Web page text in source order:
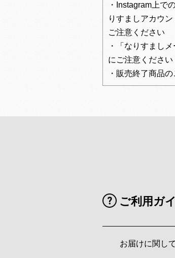
・Instagram上で
りすましアカウン
ご注意ください
・「なりすましメ
にご注意ください
・販売終了商品
ご利用ガ
お届けに関して